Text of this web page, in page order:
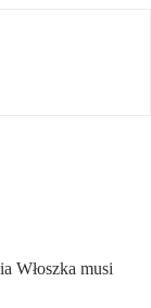
Włoszka musi